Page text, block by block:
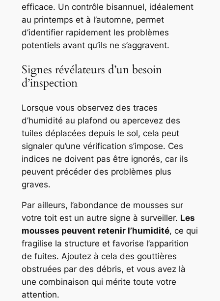
efficace. Un contrôle bisannuel, idéalement
au printemps et à l’automne, permet
d’identifier rapidement les problèmes
potentiels avant qu’ils ne s’aggravent.
Signes révélateurs d’un besoin
d’inspection
Lorsque vous observez des traces
d’humidité au plafond ou apercevez des
tuiles déplacées depuis le sol, cela peut
signaler qu’une vérification s’impose. Ces
indices ne doivent pas être ignorés, car ils
peuvent précéder des problèmes plus
graves.
Par ailleurs, l’abondance de mousses sur
votre toit est un autre signe à surveiller. Les
mousses peuvent retenir l’humidité, ce qui
fragilise la structure et favorise l’apparition
de fuites. Ajoutez à cela des gouttières
obstruées par des débris, et vous avez là
une combinaison qui mérite toute votre
attention.